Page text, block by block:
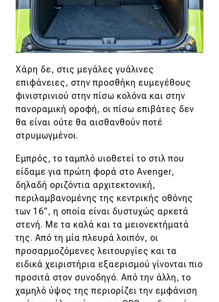
Χάρη δε, στις μεγάλες γυάλινες
επιφάνειες, στην προσθήκη ευμεγέθους
φινιστρινιού στην πίσω κολόνα και στην
πανοραμική οροφή, οι πίσω επιβάτες δεν
θα είναι ούτε θα αισθανθούν ποτέ
στρυμωγμένοι.
Εμπρός, το ταμπλό υιοθετεί το στιλ που
είδαμε για πρώτη φορά στο Avenger,
δηλαδή οριζόντια αρχιτεκτονική,
περιλαμβανομένης της κεντρικής οθόνης
των 16”, η οποία είναι δυστυχώς αρκετά
στενή. Με τα καλά και τα μειονεκτήματά
της. Από τη μία πλευρά λοιπόν, οι
προσαρμοζόμενες λειτουργίες και τα
ειδικά χειριστήρια εξαερισμού γίνονται πιο
προσιτά στον συνοδηγό. Από την άλλη, το
χαμηλό ύψος της περιορίζει την εμφάνιση